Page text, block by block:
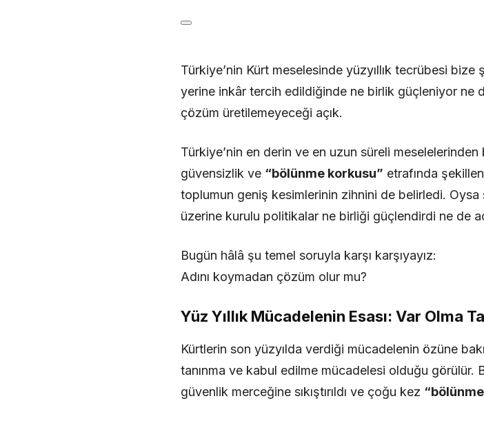
Türkiye’nin Kürt meselesinde yüzyıllık tecrübesi
yerine inkâr tercih edildiğinde ne birlik güçleniyor ne
çözüm üretilemeyeceği açık.
Türkiye’nin en derin ve en uzun süreli
güvensizlik ve “bölünme korkusu” etrafında
toplumun geniş kesimlerinin zihnini de belirledi.
üzerine kurulu politikalar ne birliği güçlendirdi ne de
Bugün hâlâ şu temel soruyla karşı karşıyayız:
Adını koymadan çözüm olur mu?
Yüz Yıllık Mücadelenin Esası: Var Olma
Kürtlerin son yüzyılda verdiği mücadelenin özüne
tanınma ve kabul edilme mücadelesi olduğu görülür.
güvenlik merceğine sıkıştırıldı ve çoğu kez